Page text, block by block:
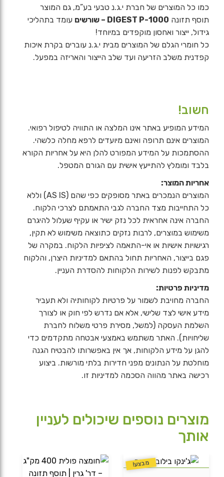
כמו כל המוצרים של חברת י.ג.נ טבעי בע”מ, גם המוצר
תוסף תזונה DIGEST P-1000 – שורשים
עומד בתהליכי
גידול, ייצור ואחסון מוקפדים במיוחד!
כל חומרי הגלם של המוצרים מבית י.ג.נ עוברים בקרת איכות
קפדנית משלב הזריעה ועד שלב הייצור והאריזה במפעל.
חשוב!
המידע המופיע באתר אינו המלצה או התוויה לטיפול רפואי.
המוצרים אינם תרופה ואינם מיועדים לרפא מחלה כלשהי.
ההסתמכות על המידע המפורט להלן היא על אחריות הקורא
בלבד ומומלץ להתייעץ אישית עם הגורם המטפל.
אחריות המוצר:
המוצרים הנמכרים באתר מסופקים כפי שהם (AS IS) וללא
כל התחייבות מצד החברה לגבי התאמתם לצרכי הלקוח.
החברה אינה אחראית לכל נזק ישיר או עקיף שעלול להיגרם
משימוש במוצרים, לרבות נזקים כתוצאה משימוש לא תקין,
רגישויות אישיות או אי-התאמה לציפיות הלקוח. במקרה של
פגם בייצור, האחריות תחול בהתאם למדיניות היצרן, והלקוח
מתבקש לפנות לשירות הלקוחות להסדרת העניין.
מדיניות פרטיות:
החברה מחויבת לשמור על פרטיות לקוחותיה ולא תעביר
מידע אישי לצד שלישי, אלא אם נדרש לפי חוק או לצורך
השלמת העסקה (למשל, מסירת פרטי משלוח לחברת
שליחויות). האתר משתמש באמצעי אבטחה מתקדמים כדי
להגן על מידע הלקוחות, אך אין באפשרותו להבטיח הגנה
מוחלטת על הנתונים מפני חדירות בלתי מורשות. ביצוע
רכישה באתר מהווה הסכמה למדיניות זו.
מוצרים נוספים שיכולים לעניין
אותך
מבצע!